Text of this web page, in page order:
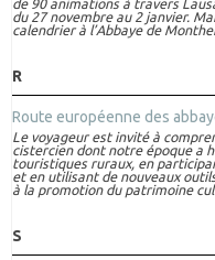
de 90 animations à travers
du 27 novembre au 2 janvier.
calendrier à l’Abbaye de
R
Route européenne des
Le voyageur est invité à
cistercien dont notre époque a
touristiques ruraux, en
et en utilisant de nouveaux
à la promotion du patrimoine
S